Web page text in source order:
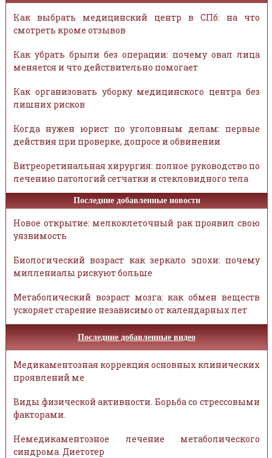
Как выбрать медицинский центр в СПб: на что
смотреть кроме отзывов
Как убрать брыли без операции: почему овал лица
меняется и что действительно помогает
Как организовать уборку медицинского центра без
лишних рисков
Когда нужен юрист по уголовным делам: первые
действия при проверке, допросе и обвинении
Витреоретинальная хирургия: полное руководство по
лечению патологий сетчатки и стекловидного тела
Последние добавленные новости
Новое открытие: мелкоклеточный рак проявил свою
уязвимость
Биологический возраст как зеркало эпохи: почему
миллениалы рискуют больше
Метаболический возраст мозга: как обмен веществ
ускоряет старение независимо от календарных лет
Последние добавленные видео
Медикаментозная коррекция основных клинических
проявлений ме
Виды физической активности. Борьба со стрессовыми
факторами.
Немедикаментозное лечение метаболического
синдрома. Диетотер